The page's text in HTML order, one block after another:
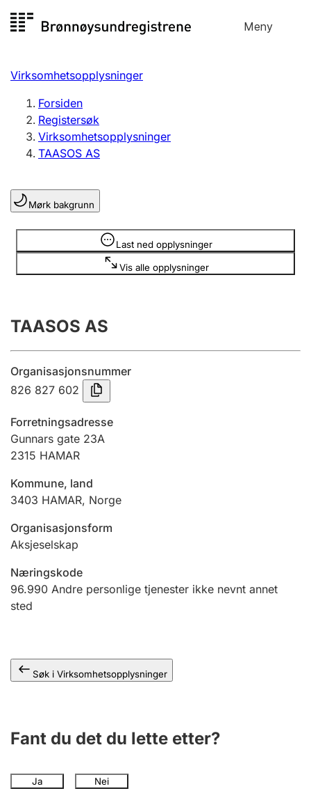
til
Meny
Registersøk
Aksjeselskap
Enkeltpersonforetak
Registrere, endre, slette
Lag og forening
Registrere, endre, slette
Årsregnskap
Innsending og forsinkelsesgebyr
Jeger
Ektepaktveileder
Offentlig sektor
Virksomhetsopplysninger
Forsiden
Registersøk
Virksomhetsopplysninger
TAASOS AS
Mørk bakgrunn
Last ned opplysninger
Vis alle opplysninger
Opplysninger er skjult
TAASOS AS
Organisasjonsnummer
826 827 602
Forretningsadresse
Gunnars gate 23A
2315 HAMAR
Kommune, land
3403 HAMAR, Norge
Organisasjonsform
Aksjeselskap
Næringskode
96.990 Andre personlige tjenester ikke nevnt annet
sted
Søk i Virksomhetsopplysninger
Fant du det du lette etter?
Ja Nei